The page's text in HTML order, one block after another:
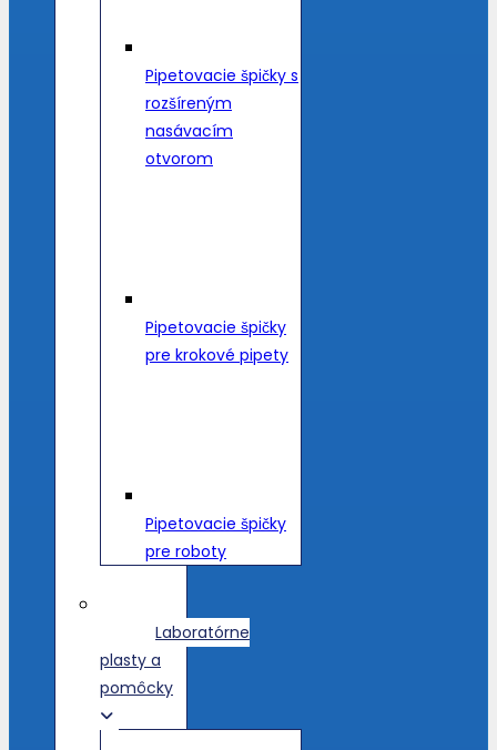
Pipetovacie špičky s
rozšíreným
nasávacím
otvorom
Pipetovacie špičky
pre krokové pipety
Pipetovacie špičky
pre roboty
Laboratórne
plasty a
pomôcky